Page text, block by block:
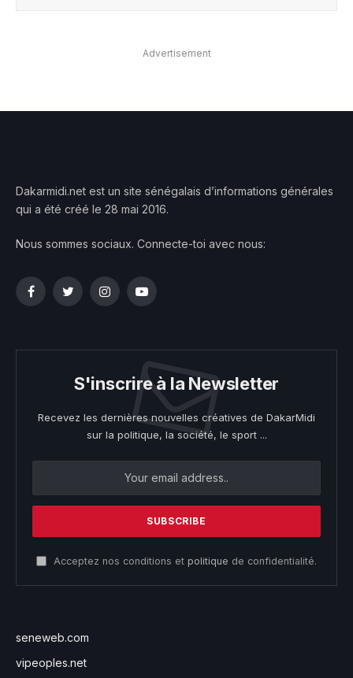
Advertisement
Dakarmidi.net est un site sénégalais d’informations générales
qui a été créé le 28 mai 2016.
Nous sommes sociaux. Connecte-toi avec nous:
FacebookTwitterInstagramYouTube
S'inscrire à la Newsletter
Recevez les dernières nouvelles créatives de DakarMidi
sur la politique, la société, le sport ...
Acceptez nos conditions et politique de confidentialité.
seneweb.com
vipeoples.net